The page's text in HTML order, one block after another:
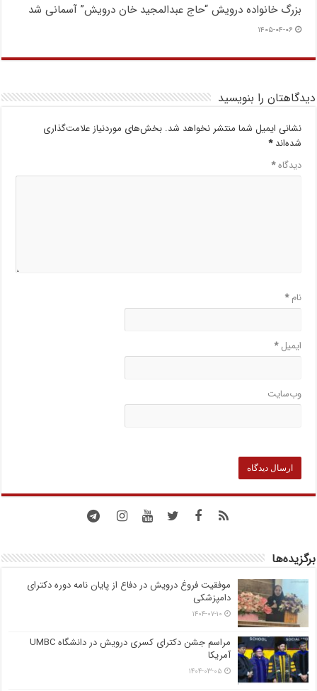
بزرگ خانواده درویش “حاج عبدالمجید خان درویش” آسمانی شد
۱۴۰۵-۰۴-۰۶
دیدگاهتان را بنویسید
نشانی ایمیل شما منتشر نخواهد شد. بخش‌های موردنیاز علامت‌گذاری
شده‌اند*
دیدگاه*
نام*
ایمیل*
وب‌سایت
برگزیده‌ها
موفقیت فروغ درویش در دفاع از پایان نامه دوره دکترای
دامپزشکی
۱۴۰۴-۰۷-۱۰
مراسم جشن دکترای کسری درویش در دانشگاه UMBC
آمریکا
۱۴۰۴-۰۳-۰۵